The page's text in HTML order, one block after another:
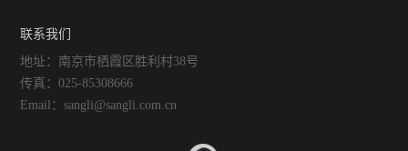
联系我们
地址：南京市栖霞区胜利村38号
传真：025-85308666
Email：sangli@sangli.com.cn